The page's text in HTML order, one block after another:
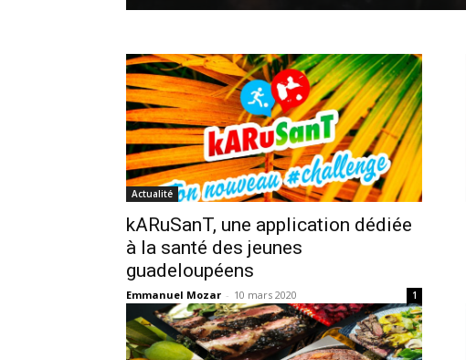
Actualité
kARuSanT, une application dédiée
à la santé des jeunes
guadeloupéens
Emmanuel Mozar - 10 mars 2020 1